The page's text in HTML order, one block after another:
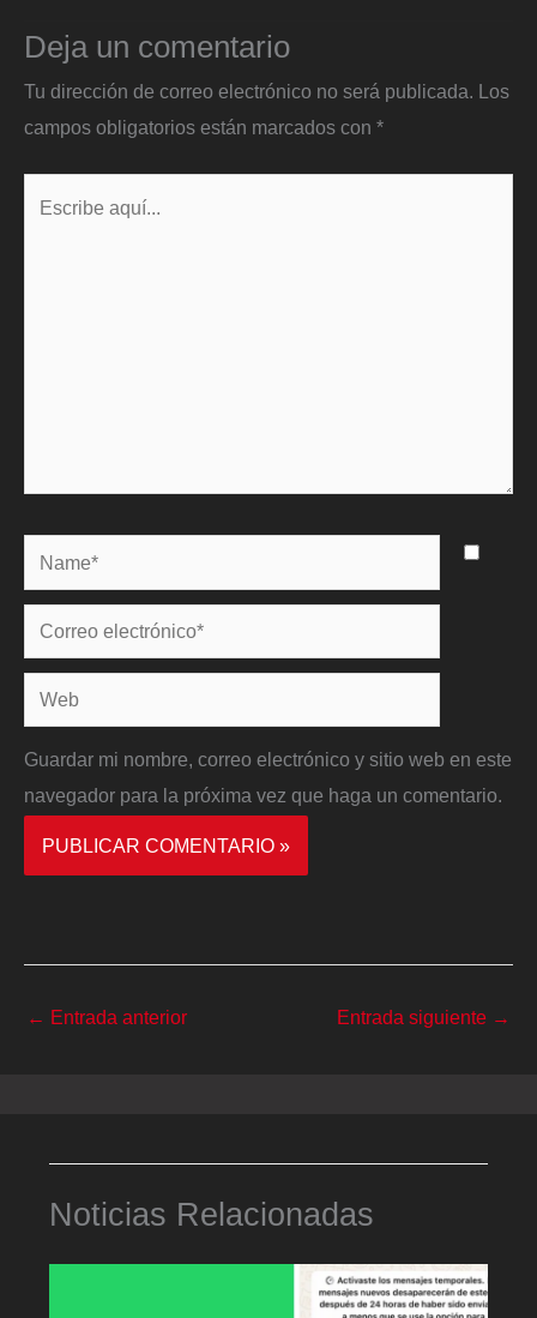
Deja un comentario
Tu dirección de correo electrónico no será publicada. Los
campos obligatorios están marcados con *
Name*
Correo
electrónico*
Web
Guardar mi nombre, correo electrónico y sitio web en este
navegador para la próxima vez que haga un comentario.
← Entrada anterior Entrada siguiente →
Noticias Relacionadas